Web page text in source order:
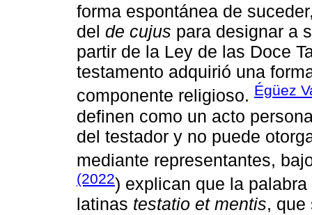
forma espontánea de
del de cujus para designar a
partir de la Ley de las Doce
testamento adquirió una
componente religioso. Égüez
definen como un acto
del testador y no puede
mediante representantes,
(2022) explican que la palabra
latinas testatio et mentis, que